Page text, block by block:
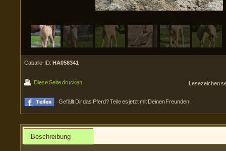
Caballo-ID: HA058341
Diese Seite drucken Lesezeichen
Gefällt Dir das Pferd? Teile es jetzt mit Deinen Freunden!
Beschreibung